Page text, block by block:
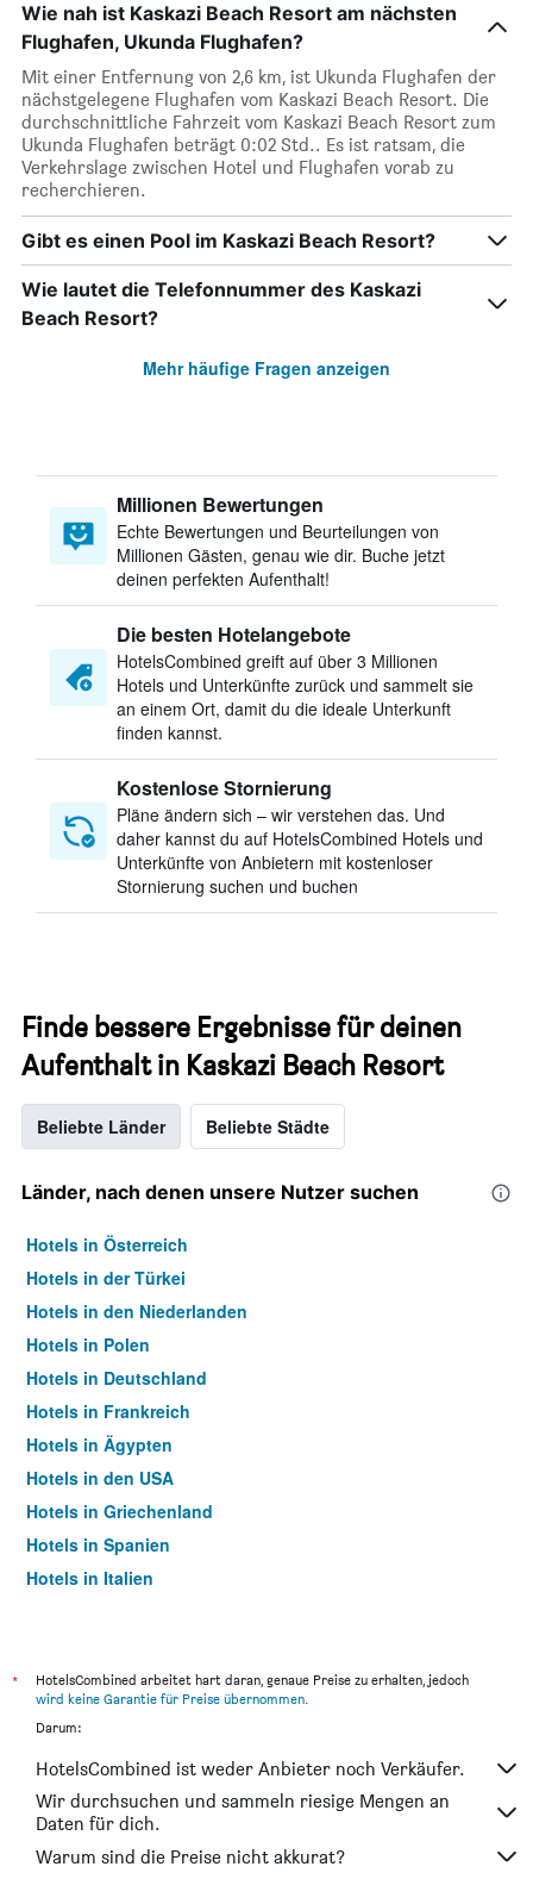
Wie nah ist Kaskazi Beach Resort am nächsten
Flughafen, Ukunda Flughafen?
Mit einer Entfernung von 2,6 km, ist Ukunda Flughafen der
nächstgelegene Flughafen vom Kaskazi Beach Resort. Die
durchschnittliche Fahrzeit vom Kaskazi Beach Resort zum
Ukunda Flughafen beträgt 0:02 Std.. Es ist ratsam, die
Verkehrslage zwischen Hotel und Flughafen vorab zu
recherchieren.
Gibt es einen Pool im Kaskazi Beach Resort?
Wie lautet die Telefonnummer des Kaskazi
Beach Resort?
Mehr häufige Fragen anzeigen
Millionen Bewertungen
Echte Bewertungen und Beurteilungen von
Millionen Gästen, genau wie dir. Buche jetzt
deinen perfekten Aufenthalt!
Die besten Hotelangebote
HotelsCombined greift auf über 3 Millionen
Hotels und Unterkünfte zurück und sammelt sie
an einem Ort, damit du die ideale Unterkunft
finden kannst.
Kostenlose Stornierung
Pläne ändern sich – wir verstehen das. Und
daher kannst du auf HotelsCombined Hotels und
Unterkünfte von Anbietern mit kostenloser
Stornierung suchen und buchen
Finde bessere Ergebnisse für deinen
Aufenthalt in Kaskazi Beach Resort
Beliebte Länder Beliebte Städte
Länder, nach denen unsere Nutzer suchen
Hotels in Österreich
Hotels in der Türkei
Hotels in den Niederlanden
Hotels in Polen
Hotels in Deutschland
Hotels in Frankreich
Hotels in Ägypten
Hotels in den USA
Hotels in Griechenland
Hotels in Spanien
Hotels in Italien
*
HotelsCombined arbeitet hart daran, genaue Preise zu erhalten, jedoch
wird keine Garantie für Preise übernommen.
Darum:
HotelsCombined ist weder Anbieter noch Verkäufer.
Wir durchsuchen und sammeln riesige Mengen an
Daten für dich.
Warum sind die Preise nicht akkurat?